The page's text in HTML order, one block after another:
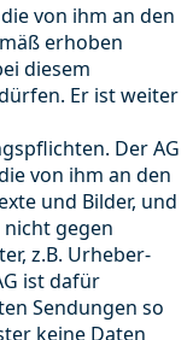
von ihm an den
erhoben
diesem
Er ist weiter
Der AG
von ihm an den
und Bilder, und
gegen
z.B. Urheber-
ist dafür
Sendungen so
keine Daten